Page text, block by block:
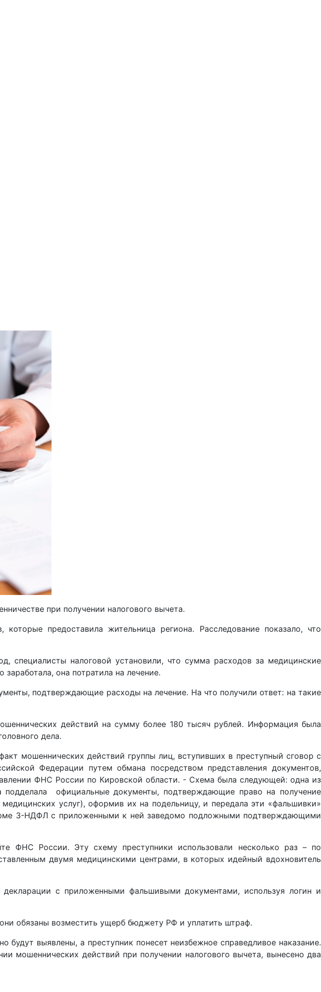
при получении налогового вычета.
предоставила жительница региона. Расследование показало, что
специалисты налоговой установили, что сумма расходов за медицинские
она потратила на лечение.
подтверждающие расходы на лечение. На что получили ответ: на такие
действий на сумму более 180 тысяч рублей. Информация была
дела.
мошеннических действий группы лиц, вступивших в преступный сговор с
Федерации путем обмана посредством представления документов,
ФНС России по Кировской области. - Схема была следующей: одна из
официальные документы, подтверждающие право на получение
услуг), оформив их на подельницу, и передала эти «фальшивки»
3-НДФЛ с приложенными к ней заведомо подложными подтверждающими
ФНС России. Эту схему преступники использовали несколько раз – по
двумя медицинскими центрами, в которых идейный вдохновитель
с приложенными фальшивыми документами, используя логин и
обязаны возместить ущерб бюджету РФ и уплатить штраф.
выявлены, а преступник понесет неизбежное справедливое наказание.
мошеннических действий при получении налогового вычета, вынесено два